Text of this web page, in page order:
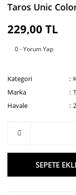
Taros Unic
229,00 TL
0 - Yorum Yap
Kategori
Marka
Havale
SEPETE